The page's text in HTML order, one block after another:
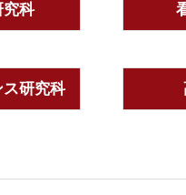
究科
研究科